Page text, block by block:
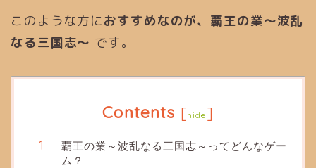
このような方におすすめなのが、覇王の業～波乱
なる三国志～ です。
Contents [hide ]
覇王の業～波乱なる三国志～ってどんなゲー
ム？